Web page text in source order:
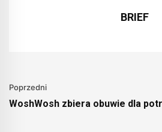
BRIEF
Poprzedni
WoshWosh zbiera obuwie dla